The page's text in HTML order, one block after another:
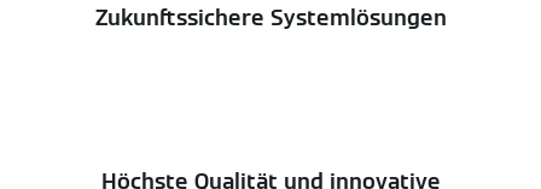
Zukunftssichere Systemlösungen
Höchste Qualität und innovative